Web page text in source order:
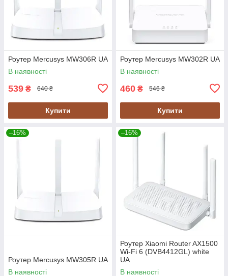
Роутер Mercusys MW306R UA
В наявності
539 ₴ 640 ₴
Купити
Роутер Mercusys MW302R UA
В наявності
460 ₴ 546 ₴
Купити
–16%
Роутер Mercusys MW305R UA
В наявності
–16%
Роутер Xiaomi Router AX1500
Wi-Fi 6 (DVB4412GL) white
UA
В наявності